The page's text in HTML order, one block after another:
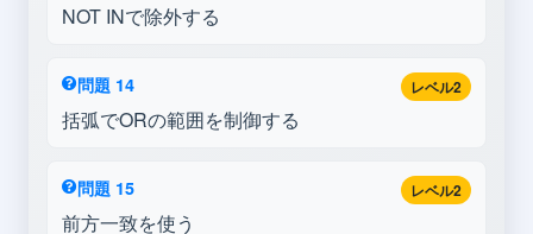
NOT INで除外する
レベル2
問題 14
括弧でORの範囲を制御する
レベル2
問題 15
前方一致を使う